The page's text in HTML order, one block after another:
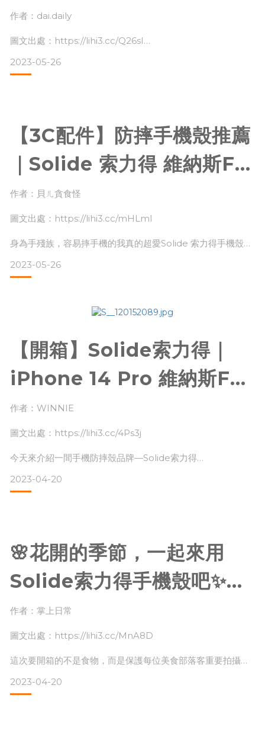
背板￼、按
2023年度推薦|dai.daily
作者：dai.daily
圖文出處：https://lihi3.cc/Q26sI
大家好～今天是冷漠少女的戴
沒有啦！哈哈！
是最近我的手機殼壽終正寢了，終於換了新的手機殼，覺得太
讚想來給大家分享一下！
其實先前我是買了不同品牌的「防摔殼」
雖然防摔，但這麼滑，我的手機還是會一直摔啊～～～
2023-05-26
【3C配件】防摔手機殼推薦
｜Solide 索力得 維納斯FX
防摔手機殼 不只防摔 超多
原創配色可愛百變背殼｜貝
ㄦ貪食怪
作者：貝ㄦ貪食怪
圖文出處：https://lihi3.cc/mHLmI
身為手殘族，容易摔手機的我真的超愛Solide 索力得手機殼，
加上結構設計，讓手機殼輕薄同時超防摔，側微弧造型，手握
更貼合，更不易滑手摔落手機！
超透、超薄、超輕、超防摔！通常防摔殼最害怕的就是太重，
常厲害的 BubblePro®專利減震科技，通過美國軍
2023-05-26
【開箱】Solide索力得｜
iPhone 14 Pro 維納斯FX
特強磁吸MagSafe抗菌防
摔殼+40W快速充電組｜
WINNIE
作者：WINNIE
圖文出處：https://lihi3.cc/4Ps3j
今天來介紹一間手機防摔殼品牌—Solide索力得
所以對於我來說，選擇防摔手機殼非常重要！
// 維納斯FX 特強磁吸MagSafe抗菌防摔殼 //
Solide索力得這款邊框櫻花粉配色+ MagSafe透明背蓋防摔
容易滑手！
唯一小小的缺點是我覺得正面的增高設計沒有
2023-04-20
🌸花開的季節，一起來用
Solide索力得手機殼吧✨
iPhone軍規防摔手機殼開
箱｜掌上日常
作者：掌上日常
圖文出處：https://lihi3.cc/MnA8D
這次要開箱的不是食物，而是保護每位美食部落客重要拍攝工
2023-04-20